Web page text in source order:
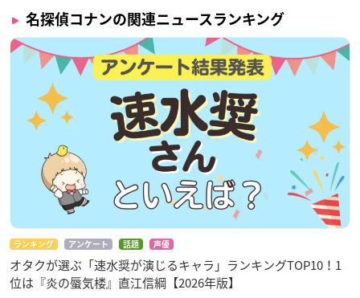
名探偵コナンの関連ニュースランキング
ランキング アンケート 話題 声優
オタクが選ぶ「速水奨が演じるキャラ」ランキングTOP10！1
位は『炎の蜃気楼』直江信綱【2026年版】